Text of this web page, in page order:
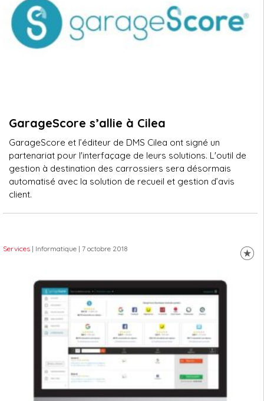
GarageScore s’allie à Cilea
GarageScore et l’éditeur de DMS Cilea ont signé un
partenariat pour l'interfaçage de leurs solutions. L'outil de
gestion à destination des carrossiers sera désormais
automatisé avec la solution de recueil et gestion d’avis
client.
Services | Informatique | 7 octobre 2018